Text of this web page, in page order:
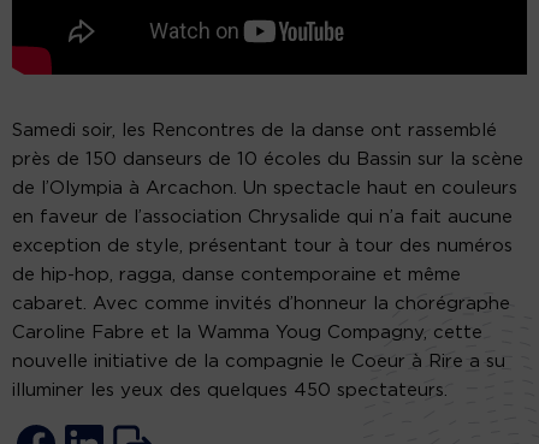
Samedi soir, les Rencontres de la danse ont rassemblé
près de 150 danseurs de 10 écoles du Bassin sur la scène
de l’Olympia à Arcachon. Un spectacle haut en couleurs
en faveur de l’association Chrysalide qui n’a fait aucune
exception de style, présentant tour à tour des numéros
de hip-hop, ragga, danse contemporaine et même
cabaret. Avec comme invités d’honneur la chorégraphe
Caroline Fabre et la Wamma Youg Compagny, cette
nouvelle initiative de la compagnie le Coeur à Rire a su
illuminer les yeux des quelques 450 spectateurs.